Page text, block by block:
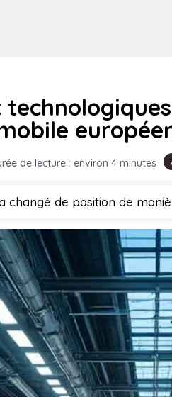
de lecture : environ 4 minutes
changé de position de